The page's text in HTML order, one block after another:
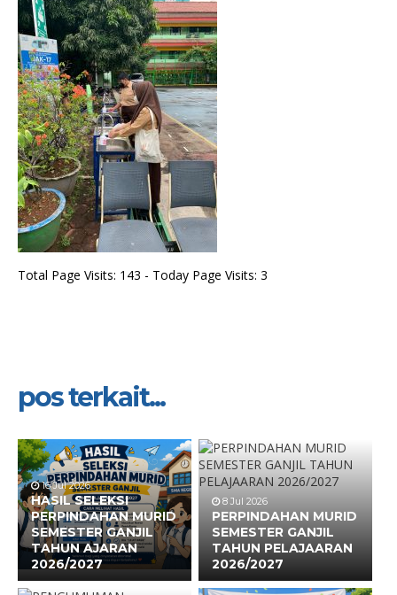
Total Page Visits: 143 - Today Page Visits: 3
pos terkait...
16 Jul 2026
HASIL SELEKSI
PERPINDAHAN MURID
SEMESTER GANJIL
TAHUN AJARAN
2026/2027
8 Jul 2026
PERPINDAHAN MURID
SEMESTER GANJIL
TAHUN PELAJAARAN
2026/2027